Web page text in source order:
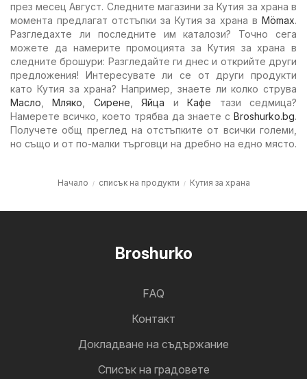
през месец Август. Следните магазини за Кутия за храна в
момента предлагат отстъпки за Кутия за храна в Mömax.
Разгледахте ли последните им каталози? Точно сега
можете да намерите промоцията за Кутия за храна в
следните брошури: Разгледайте ги днес и открийте други
предложения! Интересувате ли се от други продукти
като Кутия за храна? Например, знаете ли колко струва
Масло ,Мляко Сирене ,Яйца иКафе тази седмица?
Намерете всичко, което трябва да знаете с Broshurko.bg.
Получете общ преглед на отстъпките от всички големи,
но също и от по-малки търговци на дребно на едно място.
Начало списък на продукти Кутия за храна
Broshurko
FAQ
Контакт
Докладване на съдържание
Cписък на градовете